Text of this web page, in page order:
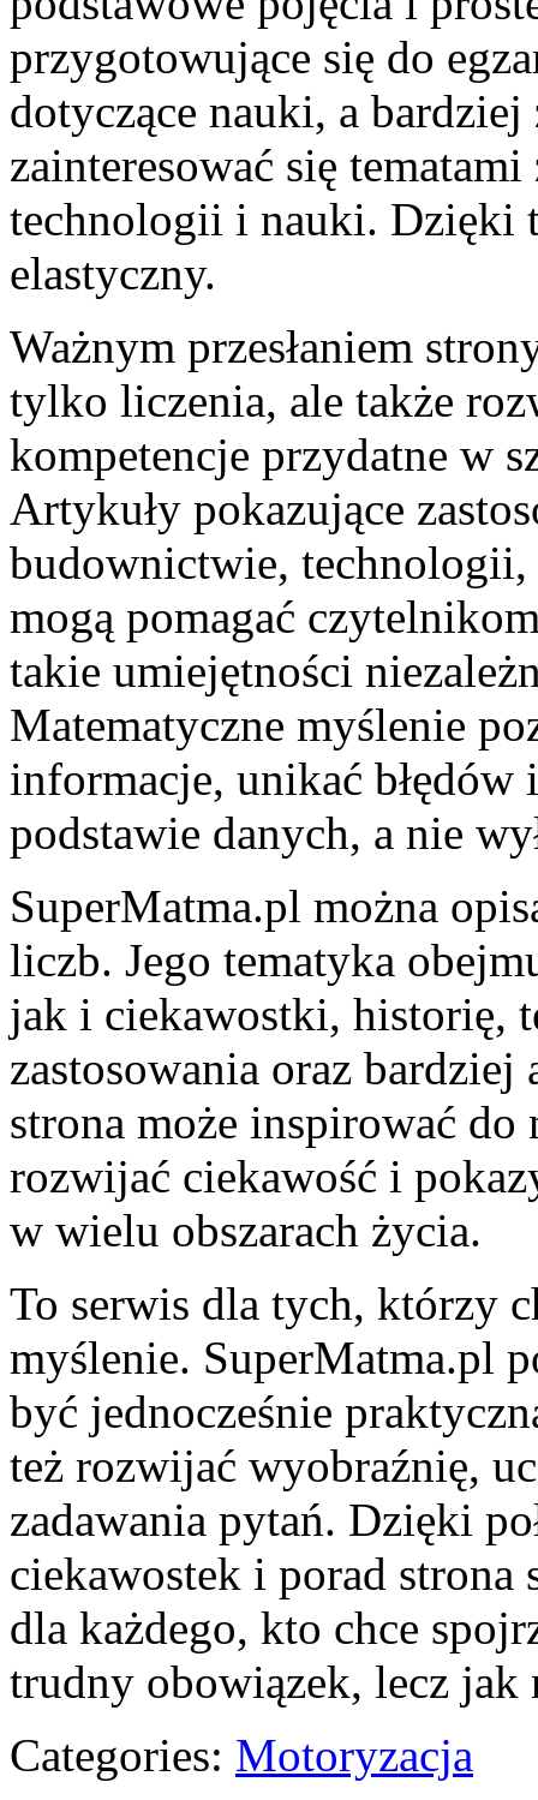
przygotowujące się do
dotyczące nauki, a
zainteresować się
technologii i nauki. Dzięki
elastyczny.
Ważnym przesłaniem
tylko liczenia, ale także
kompetencje przydatne w
Artykuły pokazujące
budownictwie, technologii,
mogą pomagać
takie umiejętności
Matematyczne myślenie
informacje, unikać błędów
podstawie danych, a nie
SuperMatma.pl można
liczb. Jego tematyka
jak i ciekawostki, historię,
zastosowania oraz
strona może inspirować
rozwijać ciekawość i
w wielu obszarach życia.
To serwis dla tych, którzy
myślenie. SuperMatma.pl
być jednocześnie
też rozwijać wyobraźnię,
zadawania pytań. Dzięki
ciekawostek i porad strona
dla każdego, kto chce
trudny obowiązek, lecz jak
Categories: Motoryzacja